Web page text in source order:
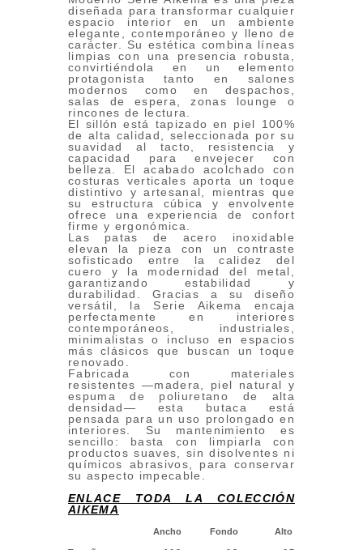
diseñada para transformar cualquier
espacio interior en un ambiente
elegante, contemporáneo y lleno de
carácter. Su estética combina líneas
limpias con una presencia robusta,
convirtiéndola en un elemento
protagonista tanto en salones
modernos como en despachos,
salas de espera, zonas lounge o
rincones de lectura.
El sillón está tapizado en piel 100%
de alta calidad, seleccionada por su
suavidad al tacto, resistencia y
capacidad para envejecer con
belleza. El acabado acolchado con
costuras verticales aporta un toque
distintivo y artesanal, mientras que
su estructura cúbica y envolvente
ofrece una experiencia de confort
firme y ergonómica.
Las patas de acero inoxidable
elevan la pieza con un contraste
sofisticado entre la calidez del
cuero y la modernidad del metal,
garantizando estabilidad y
durabilidad. Gracias a su diseño
versátil, la Serie Aikema encaja
perfectamente en interiores
contemporáneos, industriales,
minimalistas o incluso en espacios
más clásicos que buscan un toque
renovado.
Fabricada con materiales
resistentes —madera, piel natural y
espuma de poliuretano de alta
densidad— esta butaca está
pensada para un uso prolongado en
interiores. Su mantenimiento es
sencillo: basta con limpiarla con
productos suaves, sin disolventes ni
químicos abrasivos, para conservar
su aspecto impecable.
ENLACE TODA LA COLECCIÓN
AIKEMA
Ancho Fondo Alto